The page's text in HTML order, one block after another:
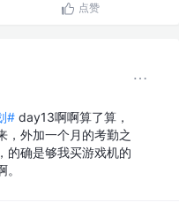
点赞
# day13啊啊算了算，
，外加一个月的考勤之
的确是够我买游戏机的